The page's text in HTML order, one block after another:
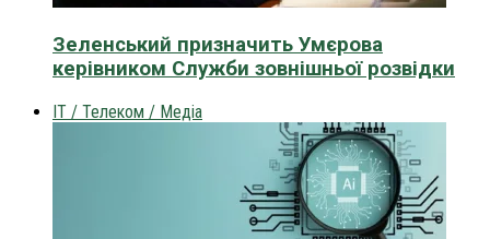
Зеленський призначить Умєрова
керівником Служби зовнішньої розвідки
IT / Телеком / Медіа